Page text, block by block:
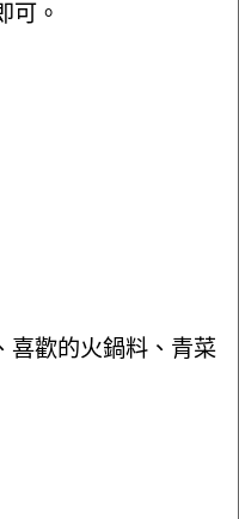
可。
喜歡的火鍋料、青菜